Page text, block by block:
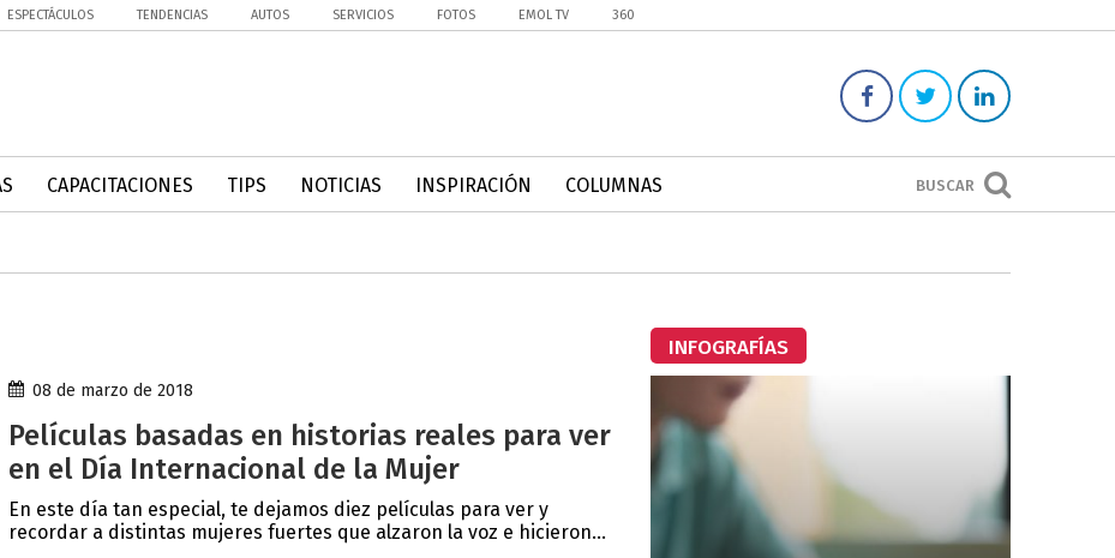
ESPECTÁCULOS TENDENCIAS AUTOS SERVICIOS FOTOS EMOL TV 360
BUSCAR
CAPACITACIONES TIPS NOTICIAS INSPIRACIÓN COLUMNAS
08 de marzo de 2018
Películas basadas en historias reales para ver
en el Día Internacional de la Mujer
En este día tan especial, te dejamos diez películas para ver y
recordar a distintas mujeres fuertes que alzaron la voz e hicieron...
INFOGRAFÍAS